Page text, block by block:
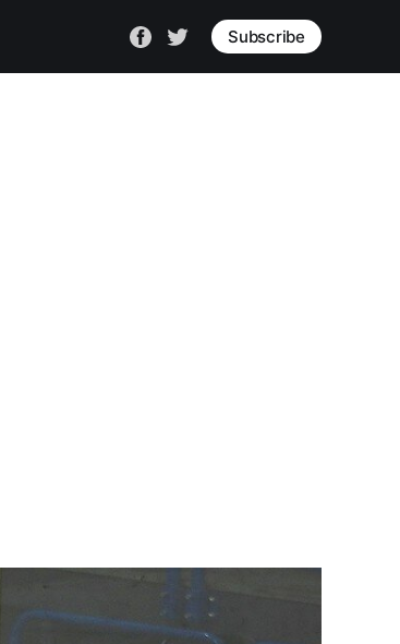
Subscribe